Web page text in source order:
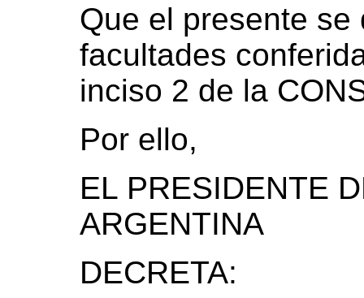
Que el presente
facultades
inciso 2 de la
Por ello,
EL PRESIDENTE
ARGENTINA
DECRETA: